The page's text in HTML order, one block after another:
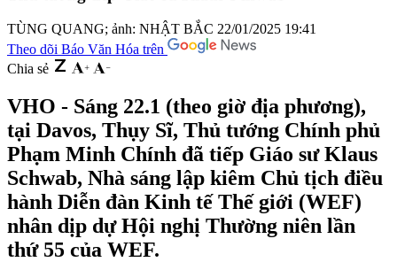
TÙNG QUANG; ảnh: NHẬT BẮC 22/01/2025 19:41
Theo dõi Báo Văn Hóa trên
Chia sẻ
VHO - Sáng 22.1 (theo giờ địa phương),
tại Davos, Thụy Sĩ, Thủ tướng Chính phủ
Phạm Minh Chính đã tiếp Giáo sư Klaus
Schwab, Nhà sáng lập kiêm Chủ tịch điều
hành Diễn đàn Kinh tế Thế giới (WEF)
nhân dịp dự Hội nghị Thường niên lần
thứ 55 của WEF.